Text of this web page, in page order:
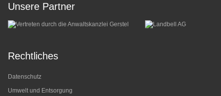
Unsere Partner
Rechtliches
Datenschutz
Umwelt und Entsorgung